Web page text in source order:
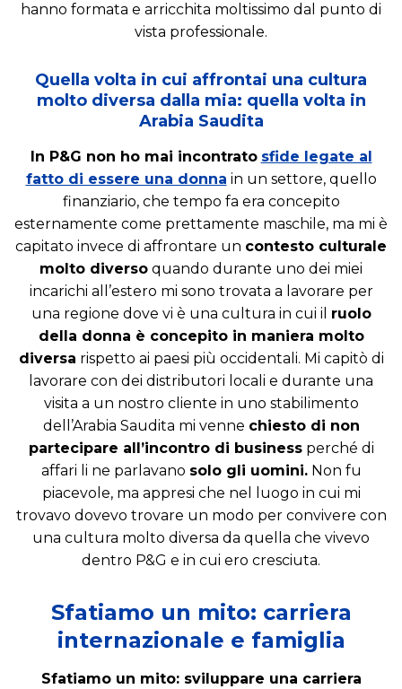
hanno formata e arricchita moltissimo dal punto di
vista professionale.
Quella volta in cui affrontai una cultura
molto diversa dalla mia: quella volta in
Arabia Saudita
In P&G non ho mai incontrato sfide legate al
fatto di essere una donna in un settore, quello
finanziario, che tempo fa era concepito
esternamente come prettamente maschile, ma mi è
capitato invece di affrontare un contesto culturale
molto diverso quando durante uno dei miei
incarichi all’estero mi sono trovata a lavorare per
una regione dove vi è una cultura in cui il ruolo
della donna è concepito in maniera molto
diversa rispetto ai paesi più occidentali. Mi capitò di
lavorare con dei distributori locali e durante una
visita a un nostro cliente in uno stabilimento
dell’Arabia Saudita mi venne chiesto di non
partecipare all’incontro di businessperché di
affari li ne parlavano solo gli uomini.Non fu
piacevole, ma appresi che nel luogo in cui mi
trovavo dovevo trovare un modo per convivere con
una cultura molto diversa da quella che vivevo
dentro P&G e in cui ero cresciuta.
Sfatiamo un mito: carriera
internazionale e famiglia
Sfatiamo un mito: sviluppare una carriera